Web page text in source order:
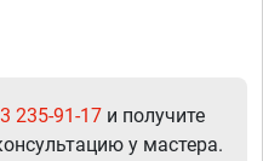
235-91-17 и получите
у мастера.